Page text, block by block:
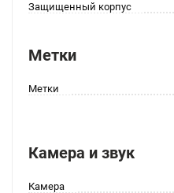
Защищенный корпус
Метки
Метки
Камера и звук
Камера